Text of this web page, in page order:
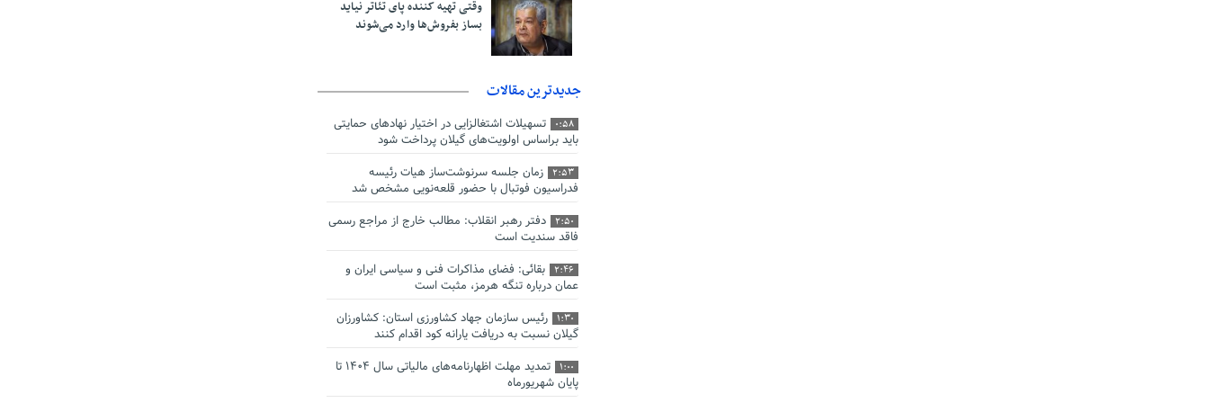
وقتی تهیه کننده پای تئاتر نیاید
بساز بفروش‌ها وارد می‌شوند
جدیدترین مقالات
0:58
تسهیلات اشتغالزایی در اختیار نهادهای حمایتی
باید براساس اولویت‌های گیلان پرداخت شود
2:53
زمان جلسه سرنوشت‌ساز هیات رئیسه
فدراسیون فوتبال با حضور قلعه‌نویی مشخص شد
2:50
دفتر رهبر انقلاب: مطالب خارج از مراجع رسمی
فاقد سندیت است
2:46
بقائی: فضای مذاکرات فنی و سیاسی ایران و
عمان درباره تنگه هرمز، مثبت است
1:30
رئیس سازمان جهاد کشاورزی استان: کشاورزان
گیلان نسبت به دریافت یارانه کود اقدام کنند
1:00
تمدید مهلت اظهارنامه‌های مالیاتی سال ۱۴۰۴ تا
پایان شهریورماه